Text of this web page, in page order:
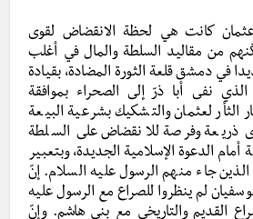
كانت هي لحظة الانقضاض لقوى
من مقاليد السلطة والمال في أغلب
في دمشق قلعة الثورة المضادة، بقيادة
نفى أبا ذرّ إلى الصحراء بموافقة
الثأر لعثمان والتشكيك بشرعية البيعة
ذريعة وفرصة للانقضاض على السلطة
أمام الدعوة الإسلامية الجديدة، وبتعبير
جاء منهم الرسول عليه السلام. إنّ
سفيان لم ينظروا للصراع مع الرسول عليه
القديم والتاريخي مع بني هاشم. وإنّ